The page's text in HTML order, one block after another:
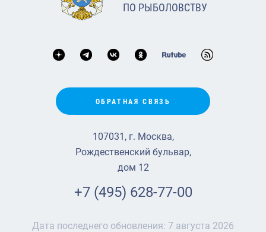
ПО РЫБОЛОВСТВУ
ОБРАТНАЯ СВЯЗЬ
107031, г. Москва,
Рождественский бульвар,
дом 12
+7 (495) 628-77-00
Дата последнего обновления: 7 августа 2026